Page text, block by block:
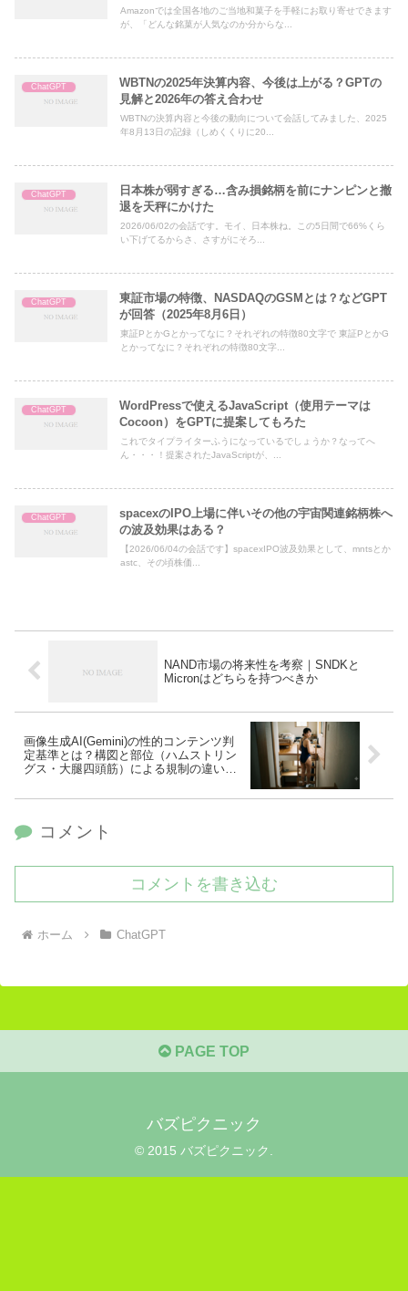
Amazonでは全国各地のご当地和菓子を手軽にお取り寄せできます
が、「どんな銘菓が人気なのか分からな...
ChatGPT
WBTNの2025年決算内容、今後は上がる？GPTの
見解と2026年の答え合わせ
WBTNの決算内容と今後の動向について会話してみました、2025
年8月13日の記録（しめくくりに20...
ChatGPT
日本株が弱すぎる…含み損銘柄を前にナンピンと撤
退を天秤にかけた
2026/06/02の会話です。モイ、日本株ね。この5日間で66%くら
い下げてるからさ、さすがにそろ...
ChatGPT
東証市場の特徴、NASDAQのGSMとは？などGPT
が回答（2025年8月6日）
東証PとかGとかってなに？それぞれの特徴80文字で 東証PとかG
とかってなに？それぞれの特徴80文字...
ChatGPT
WordPressで使えるJavaScript（使用テーマは
Cocoon）をGPTに提案してもろた
これでタイプライターふうになっているでしょうか？なってへ
ん・・・！提案されたJavaScriptが、...
ChatGPT
spacexのIPO上場に伴いその他の宇宙関連銘柄株へ
の波及効果はある？
【2026/06/04の会話です】spacexIPO波及効果として、mntsとか
astc、その頃株価...
NAND市場の将来性を考察｜SNDKと
Micronはどちらを持つべきか
画像生成AI(Gemini)の性的コンテンツ判
定基準とは？構図と部位（ハムストリン
グス・大腿四頭筋）による規制の違いを
コメント
コメントを書き込む
ホーム ChatGPT
PAGE TOP
バズピクニック
© 2015 バズピクニック.